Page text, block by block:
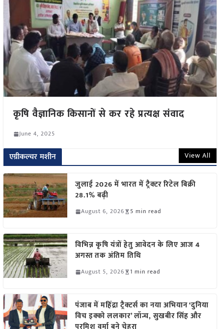
कृषि वैज्ञानिक किसानों से कर रहे प्रत्यक्ष संवाद
June 4, 2025
एग्रीकल्चर मशीन View All
जुलाई 2026 में भारत में ट्रैक्टर रिटेल बिक्री
28.1% बढ़ी
August 6, 2026 5 min read
विभिन्न कृषि यंत्रों हेतु आवेदन के लिए आज 4
अगस्त तक अंतिम तिथि
August 5, 2026 1 min read
पंजाब में महिंद्रा ट्रैक्टर्स का नया अभियान ‘दुनिया
विच इक्को ललकार’ लॉन्च, सुखबीर सिंह और